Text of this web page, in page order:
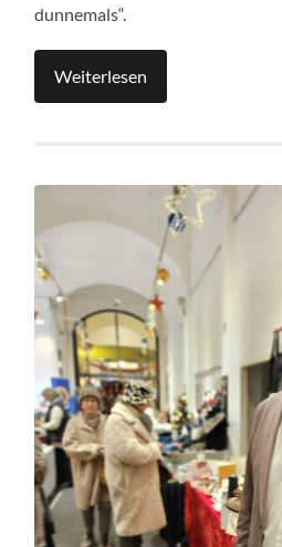
dunnemals“.
Weiterlesen